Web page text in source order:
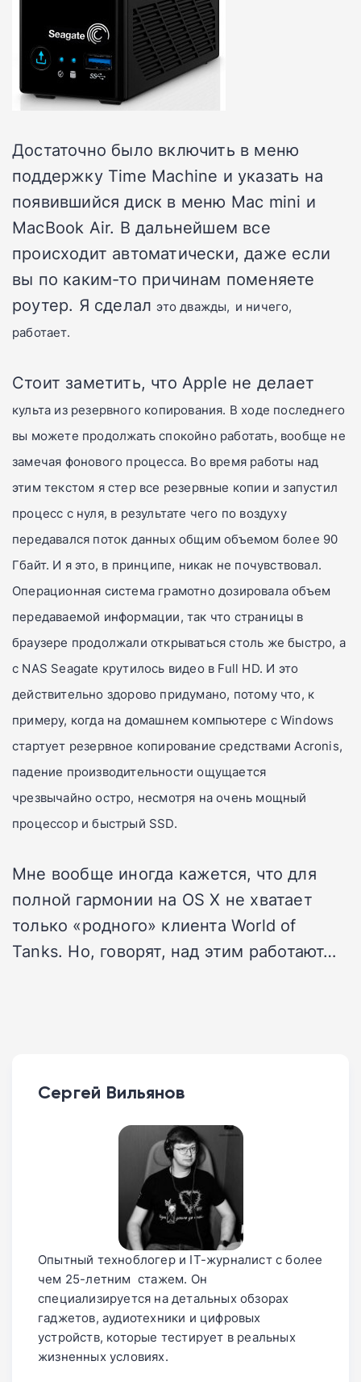
Достаточно было включить в меню
поддержку Time Machine и указать на
появившийся диск в меню Mac mini и
MacBook Air. В дальнейшем все
происходит автоматически, даже если
вы по каким-то причинам поменяете
роутер. Я сделалэтодважды, и ничего,
работает.
Стоит заметить, что Apple не делает
культа из резервного копирования. В ходе последнего
вы можете продолжать спокойно работать, вообще не
замечая фонового процесса. Во время работы над
этим текстом я стер все резервные копии и запустил
процесс с нуля, в результате чего по воздуху
передавался поток данных общим объемом более 90
Гбайт. И я это, в принципе, никак не почувствовал.
Операционная система грамотно дозировала объем
передаваемой информации, так что страницы в
браузере продолжали открываться столь же быстро, а
с NAS Seagate крутилось видео в Full HD. И это
действительно здорово придумано, потому что, к
примеру, когда на домашнем компьютере с Windows
стартует резервное копирование средствами Acronis,
падение производительности ощущается
чрезвычайно остро, несмотря на очень мощный
процессор и быстрый SSD.
Мне вообще иногда кажется, что для
полной гармонии на OS X не хватает
только «родного» клиента World of
Tanks. Но, говорят, над этим работают…
Сергей Вильянов
Опытный техноблогер и IT-журналист с более
чем 25-летним стажем. Он
специализируется на детальных обзорах
гаджетов, аудиотехники и цифровых
устройств, которые тестирует в реальных
жизненных условиях.